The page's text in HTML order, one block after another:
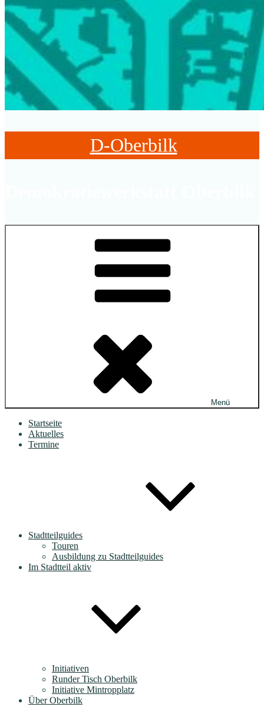
D-Oberbilk
Menü
Startseite
Aktuelles
Termine
Stadtteilguides
Touren
Ausbildung zu Stadtteilguides
Im Stadtteil aktiv
Initiativen
Runder Tisch Oberbilk
Initiative Mintropplatz
Über Oberbilk